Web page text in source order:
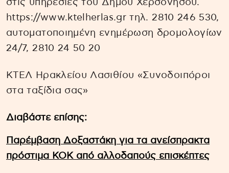
στις υπηρεσίες του Δήμου Χερσονήσου.
https://www.ktelherlas.gr τηλ. 2810 246 530,
αυτοματοποιημένη ενημέρωση δρομολογίων
24/7, 2810 24 50 20
ΚΤΕΛ Ηρακλείου Λασιθίου «Συνοδοιπόροι
στα ταξίδια σας»
Διαβάστε επίσης:
Παρέμβαση Δοξαστάκη για τα ανείσπρακτα
πρόστιμα ΚΟΚ από αλλοδαπούς επισκέπτες